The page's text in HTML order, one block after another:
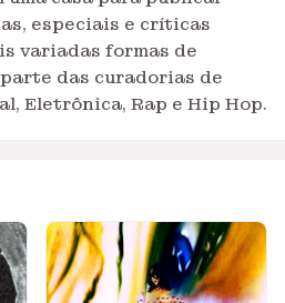
especiais e críticas
variadas formas de
das curadorias de
Eletrônica, Rap e Hip Hop.